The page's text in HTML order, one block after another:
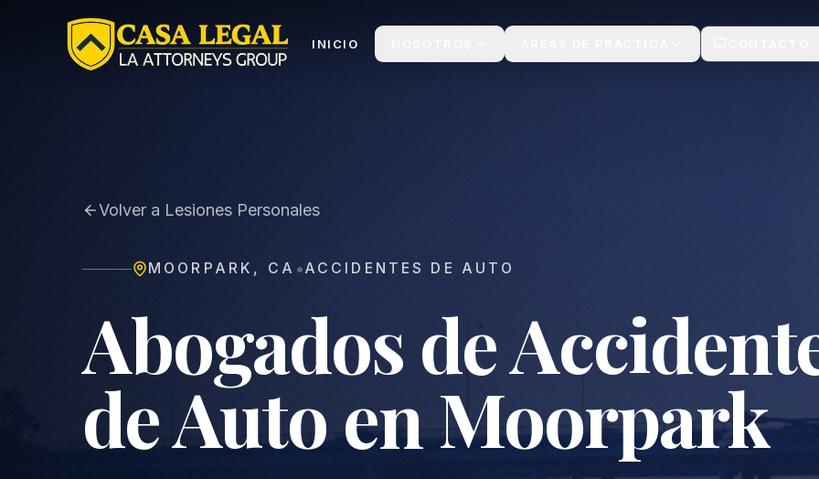
INICIO
Volver a Lesiones Personales
MOORPARK , CA •ACCIDENTES DE AUTO
Abogados de
de Auto en Moorpark